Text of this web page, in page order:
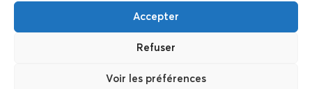
Accepter
Refuser
Voir les préférences
Politique de confidentialité